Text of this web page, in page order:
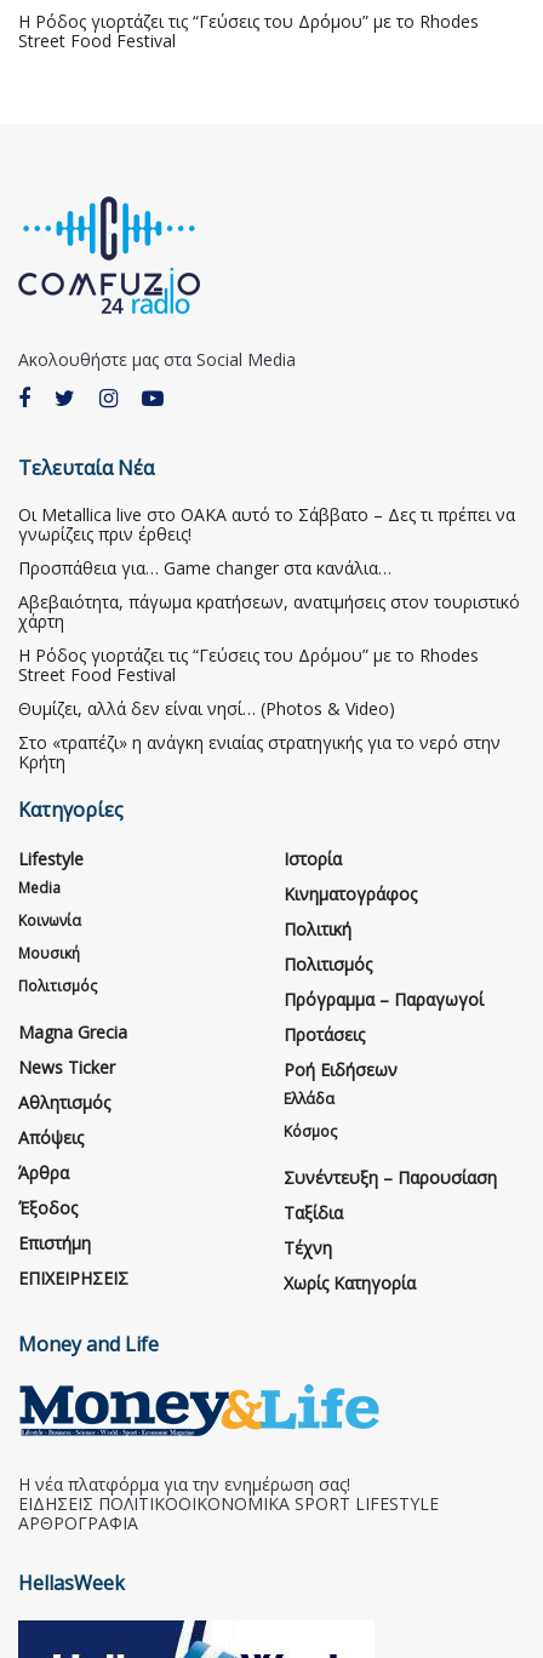
Η Ρόδος γιορτάζει τις “Γεύσεις του Δρόμου” με το Rhodes
Street Food Festival
Ακολουθήστε μας στα Social Media
Τελευταία Νέα
Οι Metallica live στο ΟΑΚΑ αυτό το Σάββατο – Δες τι πρέπει να
γνωρίζεις πριν έρθεις!
Προσπάθεια για… Game changer στα κανάλια…
Αβεβαιότητα, πάγωμα κρατήσεων, ανατιμήσεις στον τουριστικό
χάρτη
Η Ρόδος γιορτάζει τις “Γεύσεις του Δρόμου” με το Rhodes
Street Food Festival
Θυμίζει, αλλά δεν είναι νησί… (Photos & Video)
Στο «τραπέζι» η ανάγκη ενιαίας στρατηγικής για το νερό στην
Κρήτη
Κατηγορίες
Lifestyle
Media
Κοινωνία
Μουσική
Πολιτισμός
Magna Grecia
News Ticker
Αθλητισμός
Απόψεις
Άρθρα
Έξοδος
Επιστήμη
ΕΠΙΧΕΙΡΗΣΕΙΣ
Ιστορία
Κινηματογράφος
Πολιτική
Πολιτισμός
Πρόγραμμα – Παραγωγοί
Προτάσεις
Ροή Ειδήσεων
Ελλάδα
Κόσμος
Συνέντευξη – Παρουσίαση
Ταξίδια
Τέχνη
Χωρίς Κατηγορία
Money and Life
Η νέα πλατφόρμα για την ενημέρωση σας!
ΕΙΔΗΣΕΙΣ ΠΟΛΙΤΙΚΟΟΙΚΟΝΟΜΙΚΑ SPORT LIFESTYLE
ΑΡΘΡΟΓΡΑΦΙΑ
HellasWeek